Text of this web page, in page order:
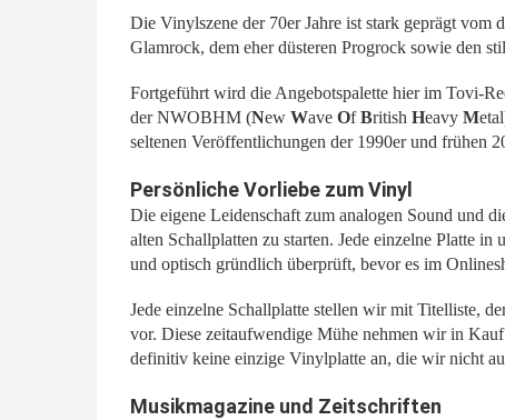
Die Vinylszene der 70er Jahre ist stark geprägt vom
Glamrock, dem eher düsteren Progrock sowie den
Fortgeführt wird die Angebotspalette hier im Tovi-
der NWOBHM (New Wave OfBritish Heavy M
seltenen Veröffentlichungen der 1990er und frühen
Persönliche Vorliebe zum Vinyl
Die eigene Leidenschaft zum analogen Sound und
alten Schallplatten zu starten. Jede einzelne Platte
und optisch gründlich überprüft, bevor es im
Jede einzelne Schallplatte stellen wir mit Titelliste,
vor. Diese zeitaufwendige Mühe nehmen wir in
definitiv keine einzige Vinylplatte an, die wir nicht
Musikmagazine und Zeitschriften